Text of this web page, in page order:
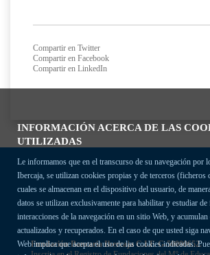
INFORMACIÓN ACERCA DE LAS
UTILIZADAS
Le informamos que en el transcurso de su navegación por
Ibercaja, se utilizan cookies propias y de terceros (ficheros
cuales se almacenan en el dispositivo del usuario, de
datos se utilizan exclusivamente para habilitar y estudiar
interacciones de la navegación en un sitio Web, y acumulan
actualizados y recuperados. En el caso de que usted siga
Web implica que acepta el uso de las cookies indicadas.
Compartir en Twitter
Compartir en Facebook
Compartir en LinkedIn
Fundación Bancaria Ibercaja C.I.F. G-50000652.